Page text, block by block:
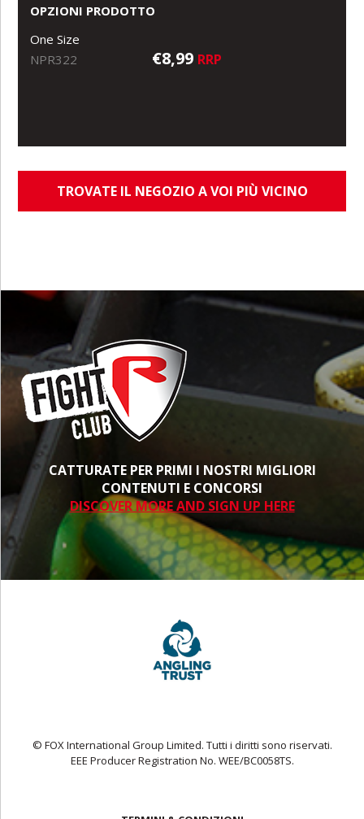
OPZIONI PRODOTTO
One Size
NPR322
€8,99 RRP
TROVATE IL NEGOZIO A VOI PIÙ VICINO
CATTURATE PER PRIMI I NOSTRI MIGLIORI
CONTENUTI E CONCORSI
DISCOVER MORE AND SIGN UP HERE
© FOX International Group Limited. Tutti i diritti sono riservati.
EEE Producer Registration No. WEE/BC0058TS.